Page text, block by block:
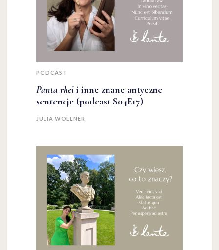
PODCAST
Panta rhei i inne znane antyczne
sentencje (podcast S04E17)
JULIA WOLLNER